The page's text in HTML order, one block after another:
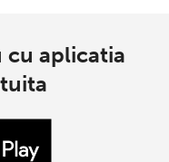
cu aplicatia